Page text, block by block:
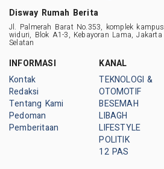
Disway Rumah Berita
Jl. Palmerah Barat No.353, komplek kampus
widuri, Blok A1-3, Kebayoran Lama, Jakarta
Selatan
INFORMASI
Kontak
Redaksi
Tentang Kami
Pedoman
Pemberitaan
KANAL
TEKNOLOGI &
OTOMOTIF
BESEMAH
LIBAGH
LIFESTYLE
POLITIK
12 PAS